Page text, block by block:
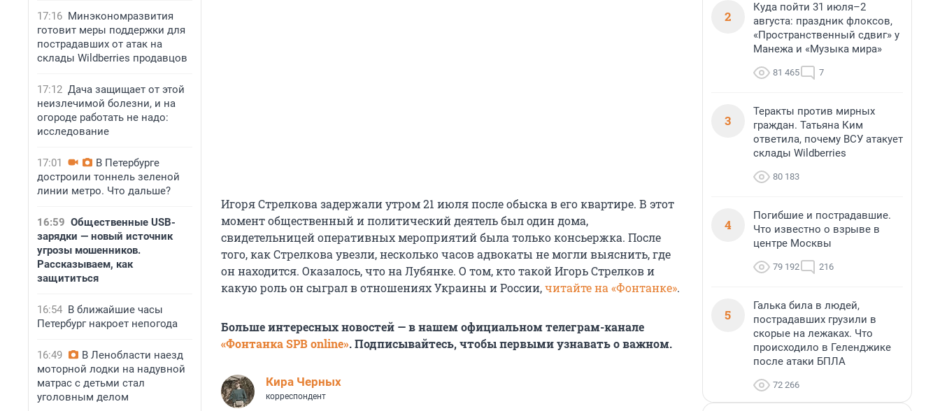
17:16 Минэкономразвития
готовит меры поддержки для
пострадавших от атак на
склады Wildberries продавцов
17:12 Дача защищает от этой
неизлечимой болезни, и на
огороде работать не надо:
исследование
17:01
В Петербурге
достроили тоннель зеленой
линии метро. Что дальше?
16:59 Общественные USB-
зарядки — новый источник
угрозы мошенников.
Рассказываем, как
защититься
16:54 В ближайшие часы
Петербург накроет непогода
16:49
В Ленобласти наезд
моторной лодки на надувной
матрас с детьми стал
уголовным делом
Игоря Стрелкова задержали утром 21 июля после обыска в его квартире. В этот
момент общественный и политический деятель был один дома,
свидетельницей оперативных мероприятий была только консьержка. После
того, как Стрелкова увезли, несколько часов адвокаты не могли выяснить, где
он находится. Оказалось, что на Лубянке. О том, кто такой Игорь Стрелков и
какую роль он сыграл в отношениях Украины и России,читайте на «Фонтанке».
Больше интересных новостей — в нашем официальном телеграм-канале
«Фонтанка SPB online». Подписывайтесь, чтобы первыми узнавать о важном.
Кира Черных
корреспондент
2
Куда пойти 31 июля–2
августа: праздник флоксов,
«Пространственный сдвиг» у
Манежа и «Музыка мира»
81 465 7
3
Теракты против мирных
граждан. Татьяна Ким
ответила, почему ВСУ атакует
склады Wildberries
80 183
4
Погибшие и пострадавшие.
Что известно о взрыве в
центре Москвы
79 192 216
5
Галька била в людей,
пострадавших грузили в
скорые на лежаках. Что
происходило в Геленджике
после атаки БПЛА
72 266